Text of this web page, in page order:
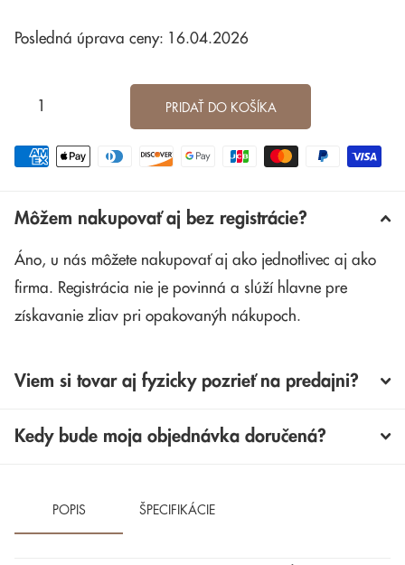
Posledná úprava ceny: 16.04.2026
PRIDAŤ DO KOŠÍKA
Môžem nakupovať aj bez registrácie?
Áno, u nás môžete nakupovať aj ako jednotlivec aj ako
firma. Registrácia nie je povinná a slúží hlavne pre
získavanie zliav pri opakovanýh nákupoch.
Viem si tovar aj fyzicky pozrieť na predajni?
Kedy bude moja objednávka doručená?
POPIS ŠPECIFIKÁCIE